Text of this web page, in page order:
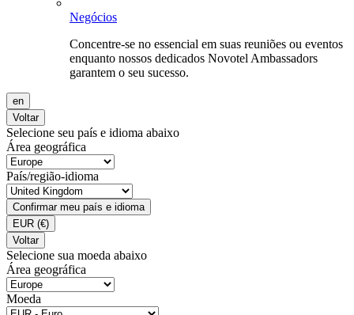
Negócios
Concentre-se no essencial em suas reuniões ou eventos
enquanto nossos dedicados Novotel Ambassadors
garantem o seu sucesso.
en
Voltar
Selecione seu país e idioma abaixo
Área geográfica
País/região-idioma
Confirmar meu país e idioma
EUR (€)
Voltar
Selecione sua moeda abaixo
Área geográfica
Moeda